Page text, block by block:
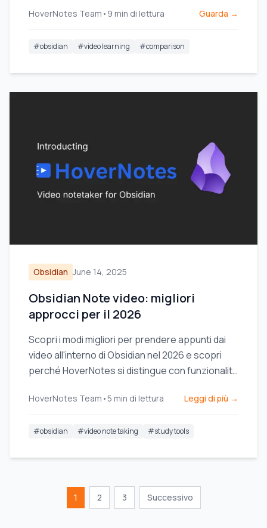
HoverNotes Team • 9 min di lettura Guarda →
#obsidian #video learning #comparison
Obsidian June 14, 2025
Obsidian Note video: migliori
approcci per il 2026
Scopri i modi migliori per prendere appunti dai
video all'interno di Obsidian nel 2026 e scopri
perché HoverNotes si distingue con funzionalità
un'integrazione perfetta.
HoverNotes Team •5 min di lettura Leggi di più →
#obsidian #video note taking #study tools
1 2 3 Successivo